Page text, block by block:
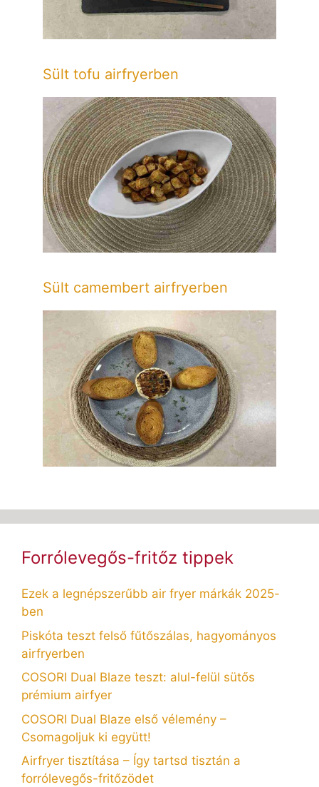
Sült tofu airfryerben
Sült camembert airfryerben
Forrólevegős-fritőz tippek
Ezek a legnépszerűbb air fryer márkák 2025-
ben
Piskóta teszt felső fűtőszálas, hagyományos
airfryerben
COSORI Dual Blaze teszt: alul-felül sütős
prémium airfyer
COSORI Dual Blaze első vélemény –
Csomagoljuk ki együtt!
Airfryer tisztítása – Így tartsd tisztán a
forrólevegős-fritőzödet